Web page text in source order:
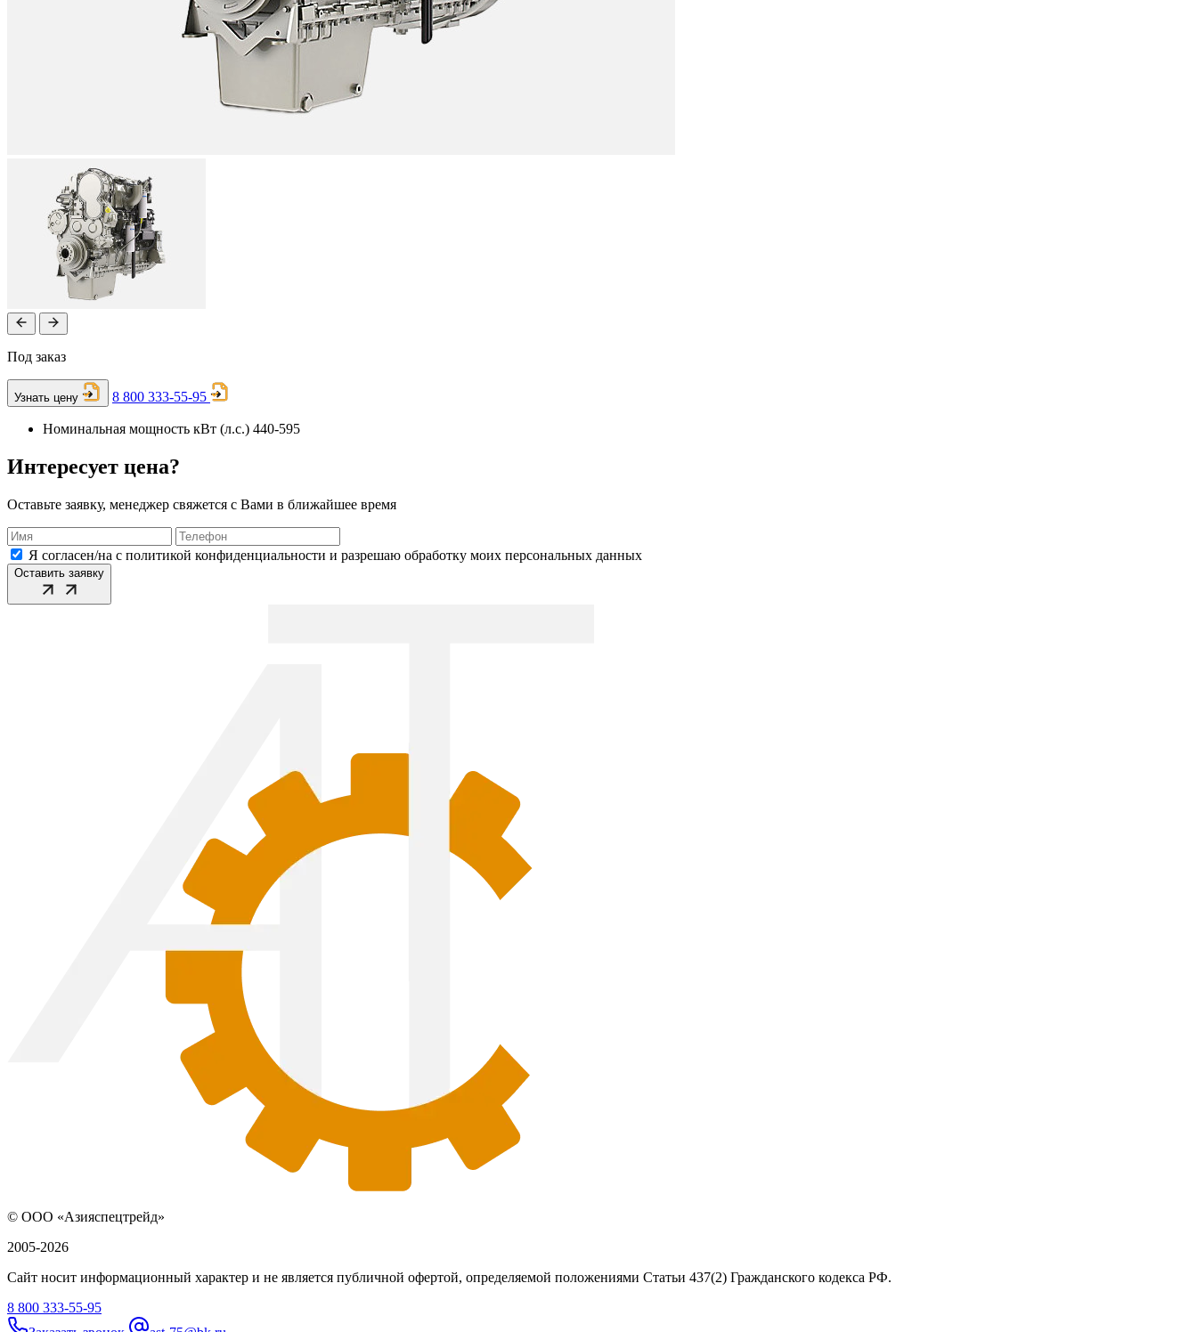
Под заказ
Узнать цену 8 800 333-55-95
Номинальная мощность кВт (л.с.) 440-595
Интересует цена?
Оставьте заявку, менеджер свяжется с Вами в ближайшее время
Я согласен/на с политикой конфиденциальности и разрешаю обработку моих персональных данных
Оставить заявку
© ООО «Азияспецтрейд»
2005-2026
Сайт носит информационный характер и не является публичной офертой, определяемой положениями Статьи 437(2) Гражданского кодекса РФ.
8 800 333-55-95